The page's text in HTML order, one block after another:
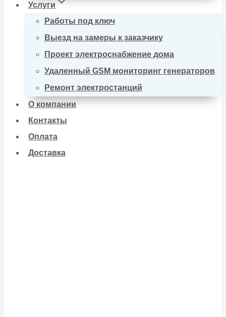
Услуги
Работы под ключ
Выезд на замеры к заказчику
Проект электроснабжение дома
Удаленный GSM мониторинг генераторов
Ремонт электростанций
О компании
Контакты
Оплата
Доставка